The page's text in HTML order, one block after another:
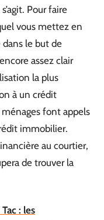
Pour faire
vous mettez en
le but de
assez clair
la plus
à un crédit
font appels
immobilier.
au courtier,
de trouver la
: les